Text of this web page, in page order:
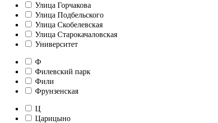
Улица Горчакова
Улица Подбельского
Улица Скобелевская
Улица Старокачаловская
Университет
Ф
Филевский парк
Фили
Фрунзенская
Ц
Царицыно